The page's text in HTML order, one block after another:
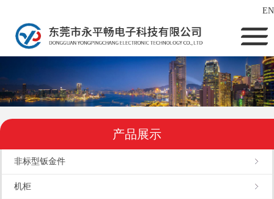
EN
产品展示
非标型钣金件
机柜